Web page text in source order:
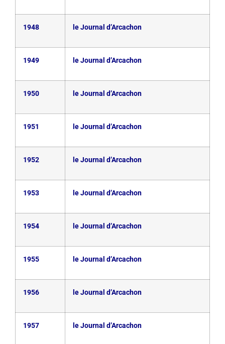
1948 le Journal d’Arcachon
1949 le Journal d’Arcachon
1950 le Journal d’Arcachon
1951 le Journal d’Arcachon
1952 le Journal d’Arcachon
1953 le Journal d’Arcachon
1954 le Journal d’Arcachon
1955 le Journal d’Arcachon
1956 le Journal d’Arcachon
1957 le Journal d’Arcachon